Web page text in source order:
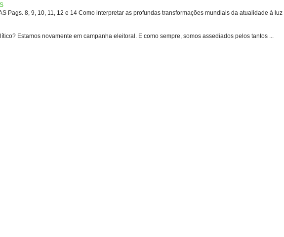
Pags. 8, 9, 10, 11, 12 e 14 Como interpretar as profundas transformações mundiais da atualidade à luz
Estamos novamente em campanha eleitoral. E como sempre, somos assediados pelos tantos ...